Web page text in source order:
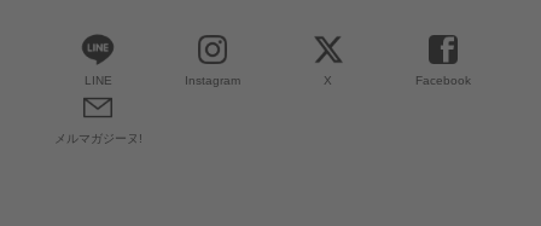
LINE Instagram X Facebook
メルマガジーヌ!